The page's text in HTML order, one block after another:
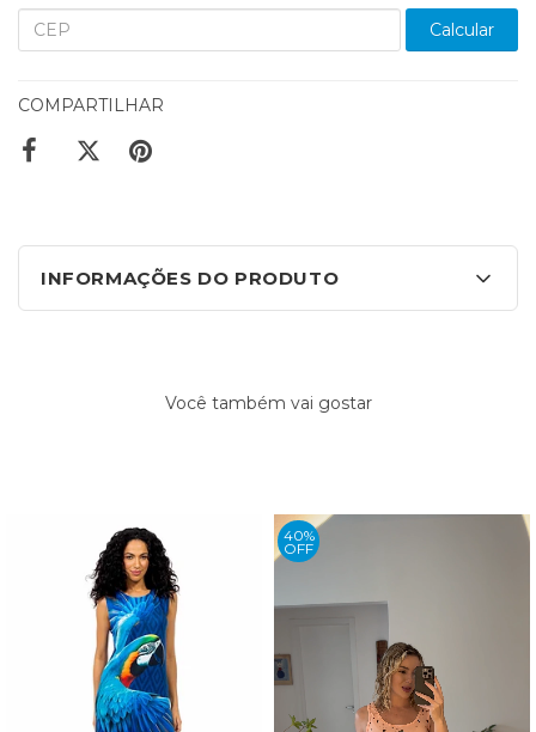
Calcular
COMPARTILHAR
INFORMAÇÕES DO PRODUTO
Você também vai gostar
40%
OFF